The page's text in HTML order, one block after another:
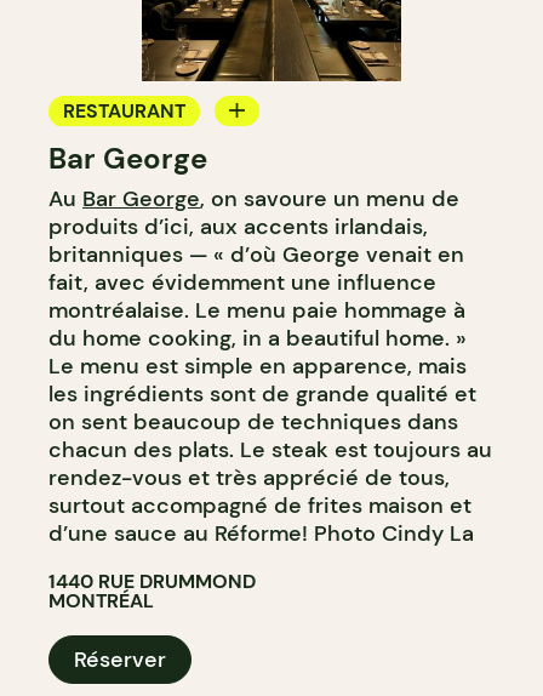
RESTAURANT
BAR
BAR À COCKTAIL
Bar George
Au Bar George, on savoure un menu de
produits d’ici, aux accents irlandais,
britanniques — « d’où George venait en
fait, avec évidemment une influence
montréalaise. Le menu paie hommage à
du home cooking, in a beautiful home. »
Le menu est simple en apparence, mais
les ingrédients sont de grande qualité et
on sent beaucoup de techniques dans
chacun des plats. Le steak est toujours au
rendez-vous et très apprécié de tous,
surtout accompagné de frites maison et
d’une sauce au Réforme! Photo Cindy La
1440 RUE DRUMMOND
MONTRÉAL
Réserver